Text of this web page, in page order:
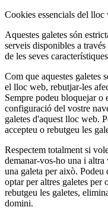
Cookies essencials del lloc
Aquestes galetes són
serveis disponibles a
de les seves
Com que aquestes galetes
el lloc web, rebutjar-les
Sempre podeu bloquejar o
configuració del vostre
galetes d'aquest lloc web.
accepteu o rebutgeu les
Respectem totalment si
demanar-vos-ho una i altra
una galeta per això.
optar per altres galetes
rebutgeu les galetes,
domini.